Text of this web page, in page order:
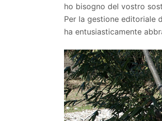
ho bisogno del vostro
Per la gestione editoriale
ha entusiasticamente